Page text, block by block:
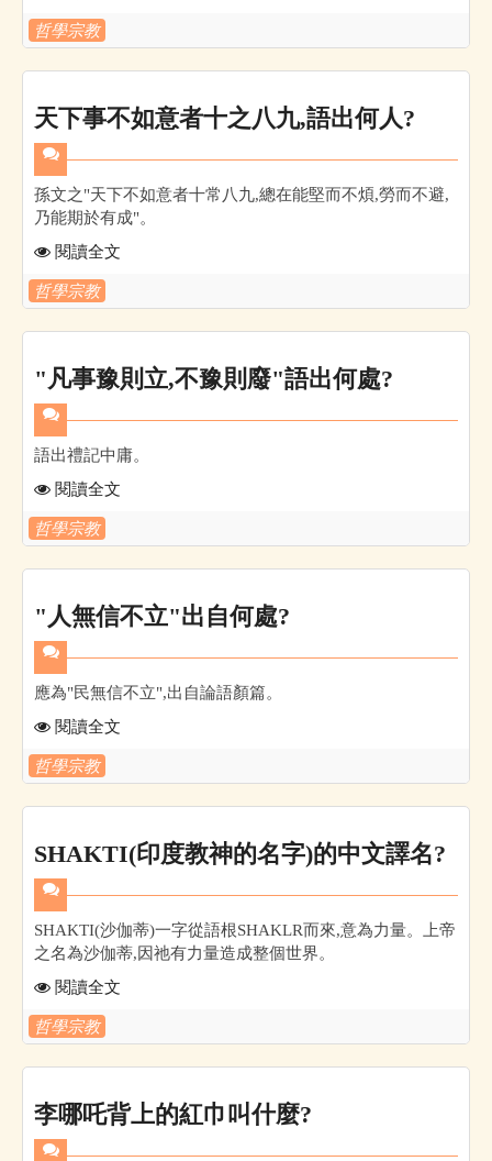
哲學宗教
天下事不如意者十之八九,語出何人?
孫文之"天下不如意者十常八九,總在能堅而不煩,勞而不避,
乃能期於有成"。
閱讀全文
哲學宗教
"凡事豫則立,不豫則廢"語出何處?
語出禮記中庸。
閱讀全文
哲學宗教
"人無信不立"出自何處?
應為"民無信不立",出自論語顏篇。
閱讀全文
哲學宗教
SHAKTI(印度教神的名字)的中文譯名?
SHAKTI(沙伽蒂)一字從語根SHAKLR而來,意為力量。上帝
之名為沙伽蒂,因祂有力量造成整個世界。
閱讀全文
哲學宗教
李哪吒背上的紅巾叫什麼?